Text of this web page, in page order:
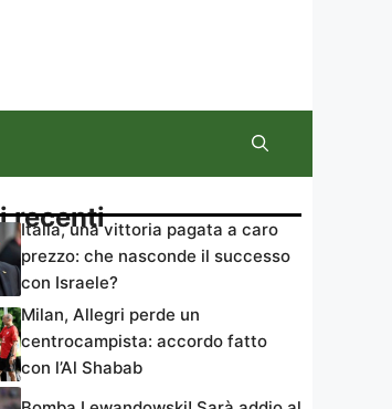
recenti
Italia, una vittoria pagata a caro
prezzo: che nasconde il successo
con Israele?
Milan, Allegri perde un
centrocampista: accordo fatto
con l’Al Shabab